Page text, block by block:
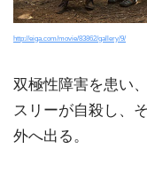
http://eiga.com/movie/83862/gallery/9/
双極性障害を患い
スリーが自殺し、
外へ出る。